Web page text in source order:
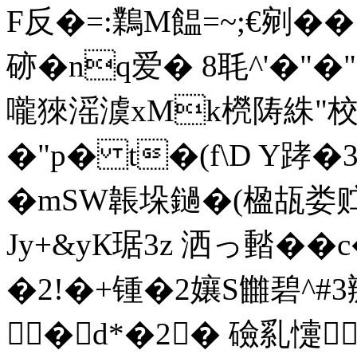
F反�=:鸈M饂=~;€剜
硛�nq爱� 8毦
嚨猍滛澞xMk橩陦絑"
�"p� t�(f\D Y踍�3�/
�mSW韔垛鐹�(楹瓳娄
Jy+&yК琚3z 洒っ濌�
�2!�+锺�2孃S雦碧^#3
�d*�2� 礆乿懥